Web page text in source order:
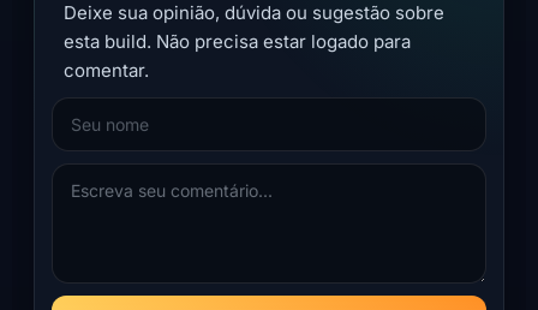
Deixe sua opinião, dúvida ou sugestão sobre
esta build. Não precisa estar logado para
comentar.